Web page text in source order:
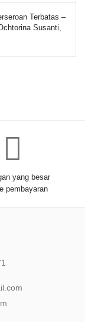
Terbatas –
Susanti,
yang besar
pembayaran